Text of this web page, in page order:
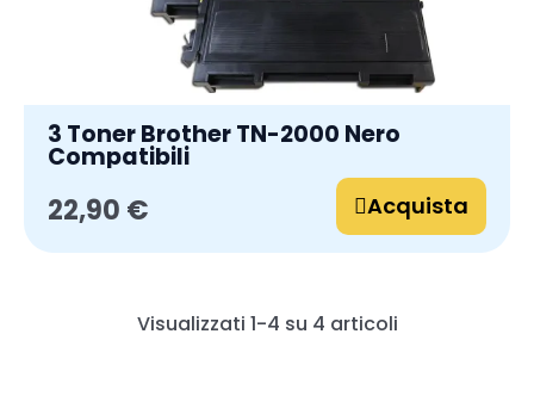
3 Toner Brother TN-2000 Nero
Compatibili
22,90 € Acquista
Visualizzati 1-4 su 4 articoli